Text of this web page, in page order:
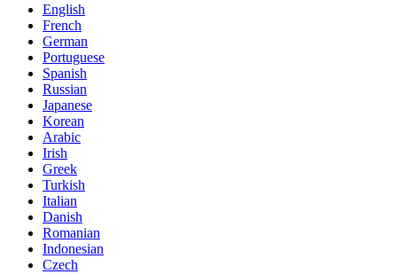
English
French
German
Portuguese
Spanish
Russian
Japanese
Korean
Arabic
Irish
Greek
Turkish
Italian
Danish
Romanian
Indonesian
Czech